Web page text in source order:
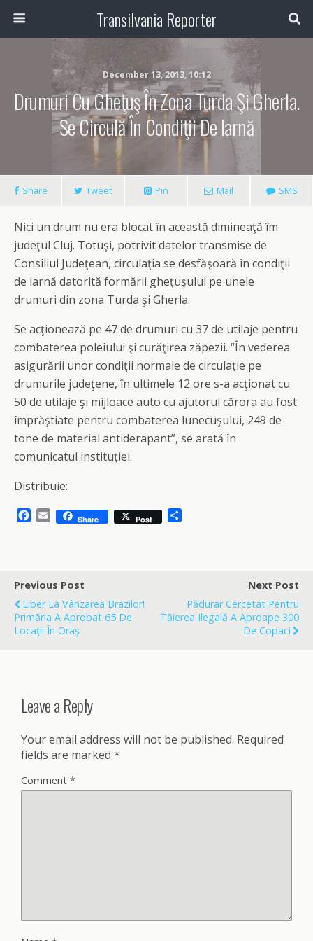
Transilvania Reporter
December 13, 2013, 10:12
Drumuri Cu Gheţuş În Zona Turda Şi Gherla.
Se Circulă În Condiţii De Iarnă
Share Tweet Pin Mail SMS
Nici un drum nu era blocat în această dimineaţă îm
judeţul Cluj. Totuşi, potrivit datelor transmise de
Consiliul Judeţean, circulaţia se desfăşoară în condiţii
de iarnă datorită formării gheţuşului pe unele
drumuri din zona Turda şi Gherla.
Se acţionează pe 47 de drumuri cu 37 de utilaje pentru
combaterea poleiului şi curăţirea zăpezii. “În vederea
asigurării unor condiţii normale de circulaţie pe
drumurile judeţene, în ultimele 12 ore s-a acţionat cu
50 de utilaje şi mijloace auto cu ajutorul cărora au fost
împrăştiate pentru combaterea lunecuşului, 249 de
tone de material antiderapant”, se arată în
comunicatul instituţiei.
Distribuie:
b
o
o
k
E
l
Share Post
e
Previous Post
Liber La Vânzarea Brazilor!
Primăria A Aprobat 65 De
Locaţii În Oraş
Next Post
Pădurar Cercetat Pentru
Tăierea Ilegală A Aproape 300
De Copaci
Leave a Reply
Your email address will not be published. Required
fields are marked *
Comment *